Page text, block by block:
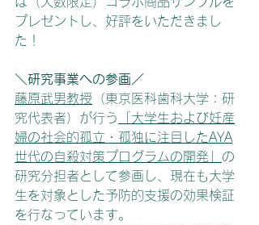
プレゼントし、好評をいただきまし
た！
＼研究事業への参画／
藤原武男教授 （東京医科歯科大学：研
究代表者）が行う
「大学生および妊産
婦の社会的孤立・孤独に注目したAYA
世代の自殺対策プログラムの開発」 の
研究分担者として参画し、現在も大学
生を対象とした予防的支援の効果検証
を行なっています。